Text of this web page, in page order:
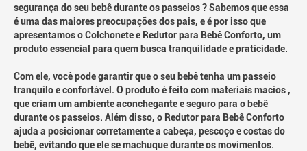
segurança do seu bebê durante os passeios ? Sabemos que essa
é uma das maiores preocupações dos pais, e é por isso que
apresentamos o Colchonete e Redutor para Bebê Conforto, um
produto essencial para quem busca tranquilidade e praticidade.
Com ele, você pode garantir que o seu bebê tenha um passeio
tranquilo e confortável. O produto é feito com materiais macios ,
que criam um ambiente aconchegante e seguro para o bebê
durante os passeios. Além disso, o Redutor para Bebê Conforto
ajuda a posicionar corretamente a cabeça, pescoço e costas do
bebê, evitando que ele se machuque durante os movimentos.